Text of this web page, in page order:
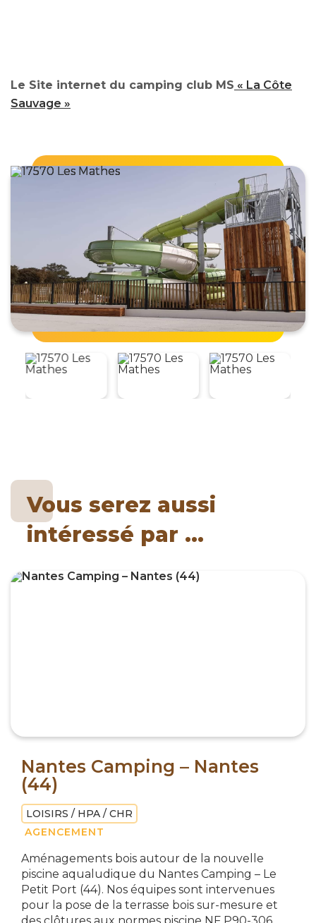
Le Site internet du camping club MS « La Côte
Sauvage »
Vous serez aussi
intéressé par ...
Nantes Camping – Nantes
(44)
LOISIRS / HPA / CHR
AGENCEMENT
Aménagements bois autour de la nouvelle
piscine aqualudique du Nantes Camping – Le
Petit Port (44). Nos équipes sont intervenues
pour la pose de la terrasse bois sur-mesure et